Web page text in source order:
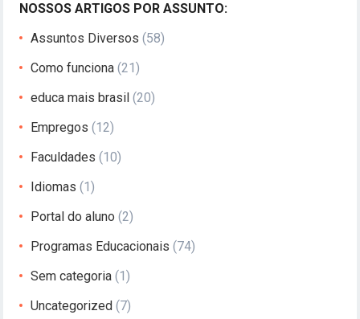
NOSSOS ARTIGOS POR ASSUNTO:
Assuntos Diversos (58)
Como funciona (21)
educa mais brasil (20)
Empregos (12)
Faculdades (10)
Idiomas (1)
Portal do aluno (2)
Programas Educacionais (74)
Sem categoria (1)
Uncategorized (7)